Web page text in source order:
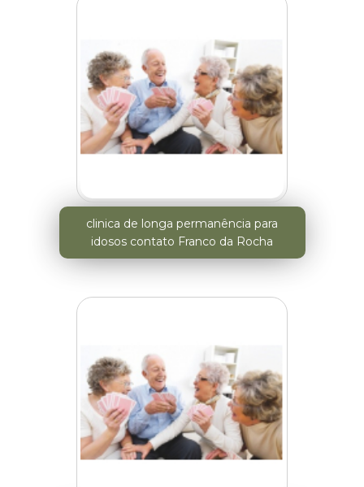
clinica de longa permanência para
idosos contato Franco da Rocha